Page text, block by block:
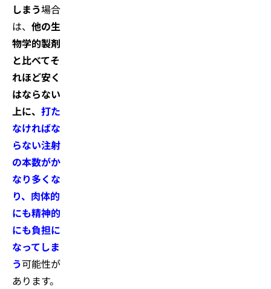
しまう場合
は、 他の生
物学的製剤
と比べてそ
れほど安く
はならない
上に、 打た
なければな
らない注射
の本数がか
なり多くな
り、肉体的
にも精神的
にも負担に
なってしま
う可能性が
あります。